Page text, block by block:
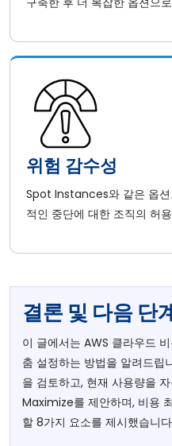
위험 감수성
Spot Instances와 같은 옵션
적인 중단에 대한 조직의 허
결론 및 다음 단
이 글에서는 AWS 클라우드
춤 설정하는 방법을 알려드립
을 검토하고, 현재 사용량을
Maximize를 제안하며, 비용
할 8가지 요소를 제시했습니